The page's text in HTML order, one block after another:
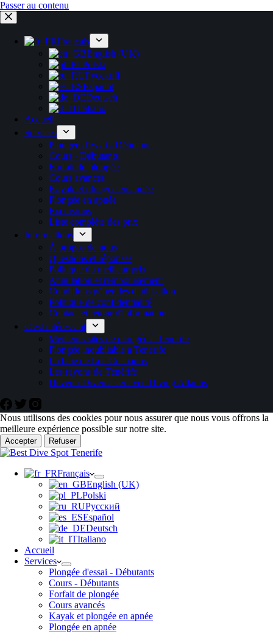
Passer au contenu
Français
English (UK)
Polski
Русский
Español
Deutsch
Italiano
Accueil
Services
Plongée d'essai - Débutants
Cours - Débutants
Forfait de plongée
Cours avancés
Kayak et plongée en apnée
Plongée en apnée
Excursions
Liste complète des prix
Informations
À propos de nous
Questions et réponses
Politique du meilleur prix
Annulation et remboursement
Conditions générales d'utilisation
Politique de confidentialité
Contact et retour d'information
C'est intéressant
Meilleurs sites de plongée à Tenerife
Plongée inoubliable à Tenerife
La baie de Los Cristianos
Les rayons de Ténérife
Devenir Divemaster avec Diving Atlantis
Nous utilisons des cookies pour nous assurer que nous vous offrons la
meilleure expérience possible sur notre site.
Accepter Refuser
Français
English (UK)
Polski
Русский
Español
Deutsch
Italiano
Accueil
Services
Plongée d'essai - Débutants
Cours - Débutants
Forfait de plongée
Cours avancés
Kayak et plongée en apnée
Plongée en apnée